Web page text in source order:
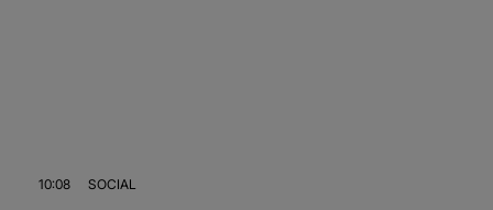
10:08 SOCIAL